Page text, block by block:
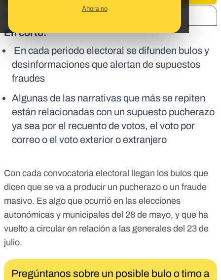
Ahora no
En corto:
En cada periodo electoral se difunden bulos y
desinformaciones que alertan de supuestos
fraudes
Algunas de las narrativas que más se repiten
están relacionadas con un supuesto pucherazo
ya sea por el recuento de votos, el voto por
correo o el voto exterior o extranjero
Con cada convocatoria electoral llegan los bulos que
dicen que se va a producir un pucherazo o un fraude
masivo. Es algo que ocurrió en las elecciones
autonómicas y municipales del 28 de mayo, y que ha
vuelto a circular en relación a las generales del 23 de
julio.
Pregúntanos sobre un posible bulo o timo a